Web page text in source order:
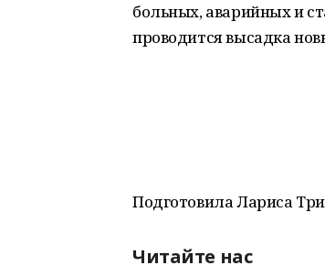
больных, аварийных и
проводится высадка
Подготовила Лариса
Читайте нас